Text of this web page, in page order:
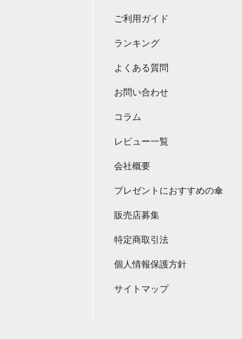
ご利用ガイド
ランキング
よくある質問
お問い合わせ
コラム
レビュー一覧
会社概要
プレゼントにおすすめの傘
販売店募集
特定商取引法
個人情報保護方針
サイトマップ